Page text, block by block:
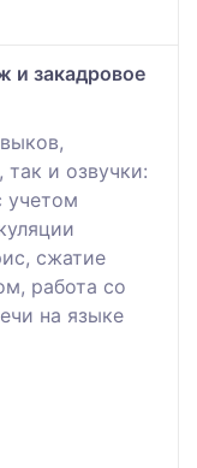
и закадровое
и озвучки:
учетом
сжатие
работа со
на языке